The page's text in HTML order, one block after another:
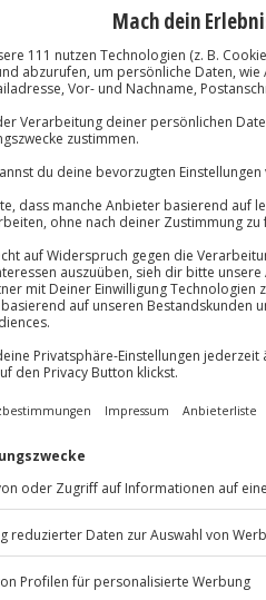
dich beim Comedy Dinner
Kulisse verschmelzen
die dich mitreißt und
erstklassigen 3-Gänge-
Komiker scharfes Kabarett,
direkt aus dem Leben gegriffen
Wendungen und
Mischung für alle, die Lust
Lass dich von diesem
und sichere dir einen
Listenansicht